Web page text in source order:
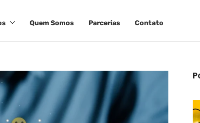
Quem Somos Parcerias Contato